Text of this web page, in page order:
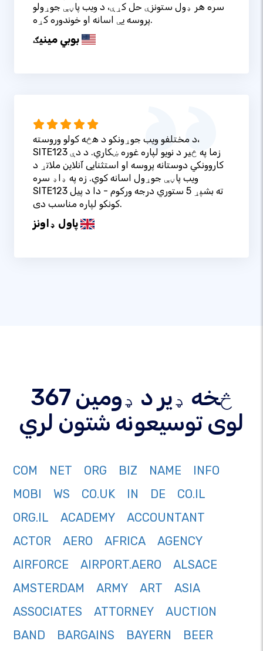
سره هر ډول ستونزې حل کړې، د ویب پاڼې جوړولو
پروسه یې اسانه او خوندوره کړه.
بوبي مینیګ
د مختلفو ویب جوړونکو د هڅه کولو وروسته،
SITE123 زما په څیر د نویو لپاره غوره ښکاري. د دې
کاروونکي دوستانه پروسه او استثنایی آنلاین ملاتړ د
ویب پاڼې جوړول اسانه کوي. زه په ډاډ سره
SITE123 ته بشپړ 5 ستوري درجه ورکوم - دا د پیل
کونکو لپاره مناسب دی.
پاول ډاونز
367 څخه ډیر د ډومین
لوی توسیعونه شتون لري
COM NET ORG BIZ NAME
INFO
MOBI
WS CO.UK IN DE
CO.IL
ORG.IL
ACADEMY
ACCOUNTANT
ACTOR
AERO AFRICA
AGENCY
AIRFORCE
AIRPORT.AERO
ALSACE
AMSTERDAM
ARMY ART
ASIA
ASSOCIATES
ATTORNEY
AUCTION
BAND
BARGAINS BAYERN
BEER